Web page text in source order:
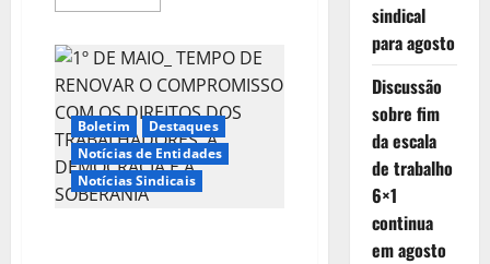
mais
de
Ponta
Grossa
(PR)
renova
diretoria
Boletim
Destaques
Notícias de Entidades
Notícias Sindicais
sindical
para agosto
Discussão
sobre fim
da escala
de trabalho
6×1
continua
em agosto